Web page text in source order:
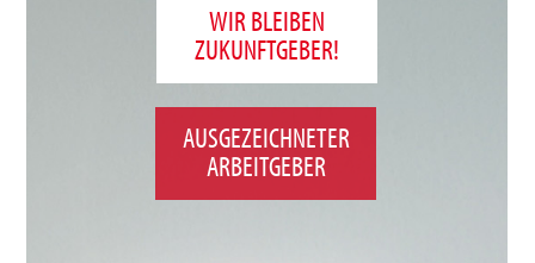
WIR BLEIBEN
ZUKUNFTGEBER!
AUSGEZEICHNETER
ARBEITGEBER